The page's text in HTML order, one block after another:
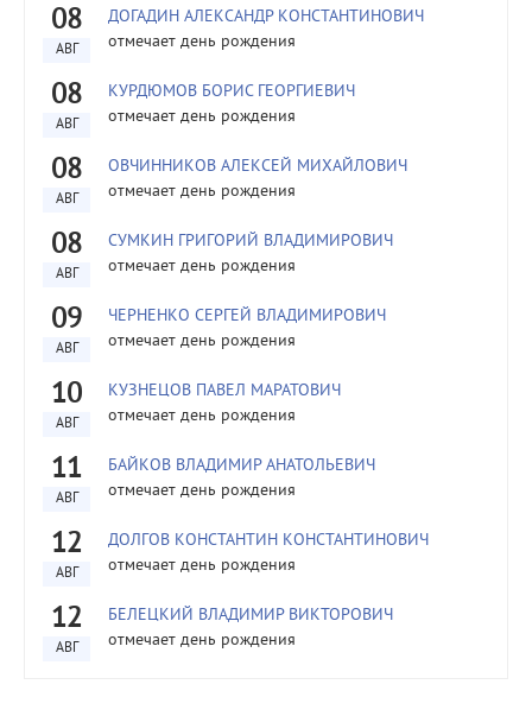
08
АВГ
ДОГАДИН АЛЕКСАНДР КОНСТАНТИНОВИЧ
отмечает день рождения
08
АВГ
КУРДЮМОВ БОРИС ГЕОРГИЕВИЧ
отмечает день рождения
08
АВГ
ОВЧИННИКОВ АЛЕКСЕЙ МИХАЙЛОВИЧ
отмечает день рождения
08
АВГ
СУМКИН ГРИГОРИЙ ВЛАДИМИРОВИЧ
отмечает день рождения
09
АВГ
ЧЕРНЕНКО СЕРГЕЙ ВЛАДИМИРОВИЧ
отмечает день рождения
10
АВГ
КУЗНЕЦОВ ПАВЕЛ МАРАТОВИЧ
отмечает день рождения
11
АВГ
БАЙКОВ ВЛАДИМИР АНАТОЛЬЕВИЧ
отмечает день рождения
12
АВГ
ДОЛГОВ КОНСТАНТИН КОНСТАНТИНОВИЧ
отмечает день рождения
12
АВГ
БЕЛЕЦКИЙ ВЛАДИМИР ВИКТОРОВИЧ
отмечает день рождения